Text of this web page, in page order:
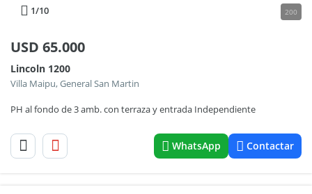
1/10 200
USD 65.000
Lincoln 1200
Villa Maipu, General San Martin
PH al fondo de 3 amb. con terraza y entrada Independiente
WhatsApp Contactar